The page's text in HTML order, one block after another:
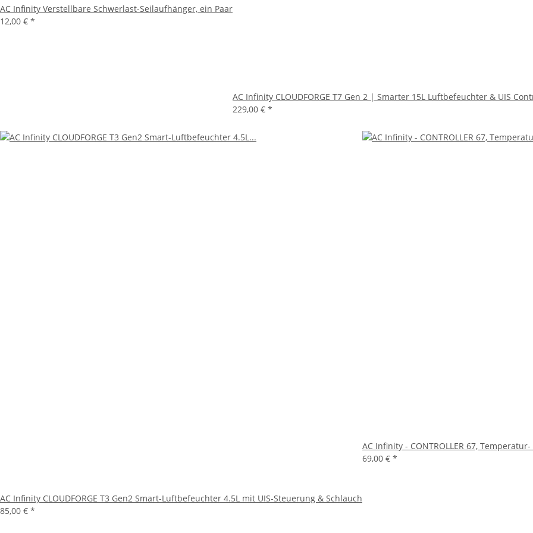
AC Infinity Verstellbare Schwerlast-Seilaufhänger, ein Paar
12,00 € *
AC Infinity CLOUDFORGE T7 Gen 2 | Smarter 15L Luftbefeuchter & UIS
229,00 € *
AC Infinity CLOUDFORGE T3 Gen2 Smart-Luftbefeuchter 4.5L mit UIS-Steuerung & Schlauch
85,00 € *
AC Infinity - CONTROLLER 67,
69,00 € *